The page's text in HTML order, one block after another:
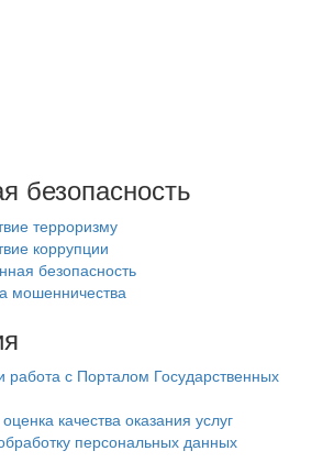
безопасность
терроризму
коррупции
безопасность
мошенничества
работа с Порталом Государственных
качества оказания услуг
персональных данных